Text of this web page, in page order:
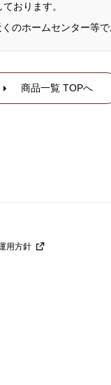
おります。
のホームセンター等で
商品一覧 TOPへ
用方針